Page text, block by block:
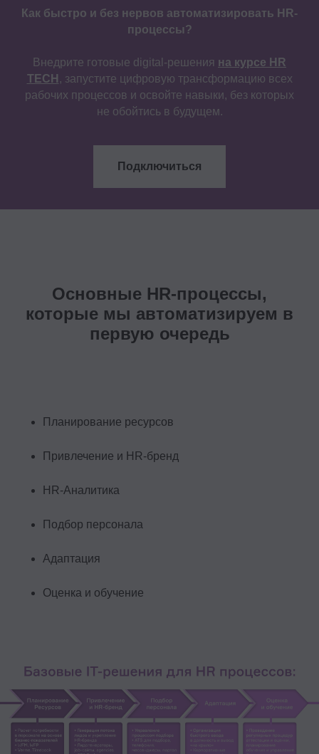
Как быстро и без нервов автоматизировать HR-
процессы?
Внедрите готовые digital-решения на курсе HR
TECH , запустите цифровую трансформацию всех
рабочих процессов и освойте навыки, без которых
не обойтись в будущем.
Подключиться
Основные HR-процессы,
которые мы автоматизируем в
первую очередь
Планирование ресурсов
Привлечение и HR-бренд
HR-Аналитика
Подбор персонала
Адаптация
Оценка и обучение